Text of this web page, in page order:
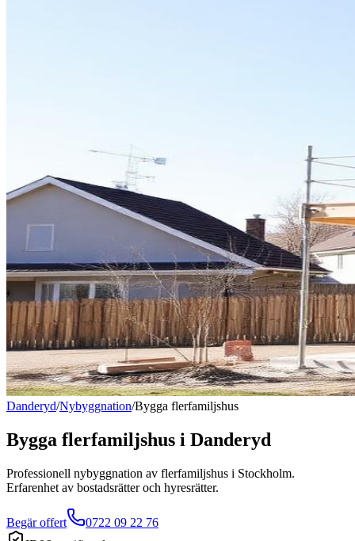
Danderyd/Nybyggnation/Bygga flerfamiljshus
Bygga flerfamiljshus i Danderyd
Professionell nybyggnation av flerfamiljshus i Stockholm.
Erfarenhet av bostadsrätter och hyresrätter.
Begär offert
0722 09 22 76